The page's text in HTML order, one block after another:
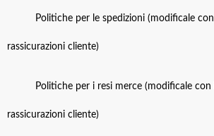
Politiche per le spedizioni (modificale
rassicurazioni cliente)
Politiche per i resi merce (modificale
rassicurazioni cliente)